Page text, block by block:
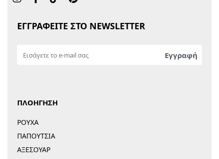
ΕΓΓΡΑΦΕΙΤΕ ΣΤΟ NEWSLETTER
ΠΛΟΗΓΗΣΗ
ΡΟΥΧΑ
ΠΑΠΟΥΤΣΙΑ
ΑΞΕΣΟΥΑΡ